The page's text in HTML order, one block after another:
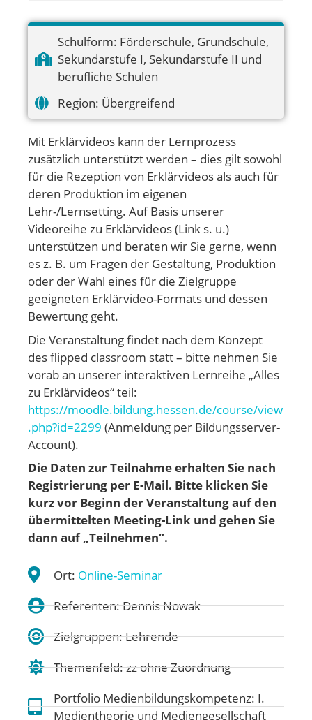
Schulform: Förderschule, Grundschule,
Sekundarstufe I, Sekundarstufe II und
berufliche Schulen
Region: Übergreifend
Mit Erklärvideos kann der Lernprozess
zusätzlich unterstützt werden – dies gilt sowohl
für die Rezeption von Erklärvideos als auch für
deren Produktion im eigenen
Lehr-/Lernsetting. Auf Basis unserer
Videoreihe zu Erklärvideos (Link s. u.)
unterstützen und beraten wir Sie gerne, wenn
es z. B. um Fragen der Gestaltung, Produktion
oder der Wahl eines für die Zielgruppe
geeigneten Erklärvideo-Formats und dessen
Bewertung geht.
Die Veranstaltung findet nach dem Konzept
des flipped classroom statt – bitte nehmen Sie
vorab an unserer interaktiven Lernreihe „Alles
zu Erklärvideos“ teil:
https://moodle.bildung.hessen.de/course/view
.php?id=2299 (Anmeldung per Bildungsserver-
Account).
Die Daten zur Teilnahme erhalten Sie nach
Registrierung per E-Mail. Bitte klicken Sie
kurz vor Beginn der Veranstaltung auf den
übermittelten Meeting-Link und gehen Sie
dann auf „Teilnehmen“.
Ort:Online-Seminar
Referenten: Dennis Nowak
Zielgruppen: Lehrende
Themenfeld:zz ohne Zuordnung
Portfolio Medienbildungskompetenz: I.
Medientheorie und Mediengesellschaft